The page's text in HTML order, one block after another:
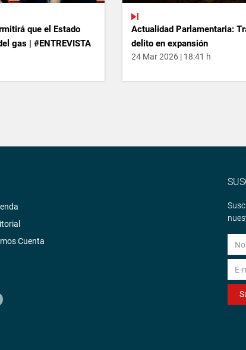
que el Estado
gas | #ENTREVISTA
Actualidad Parlamentaria:
delito en expansión
24 Mar 2026 | 18:41 h
Cuenta